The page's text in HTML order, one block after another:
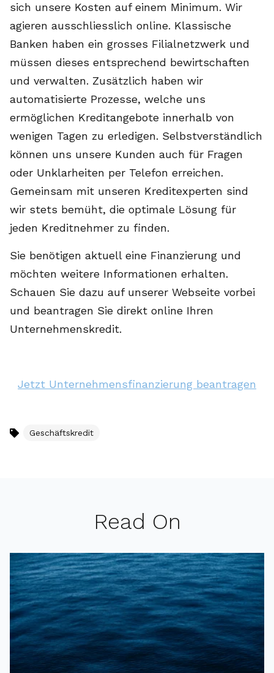
sich unsere Kosten auf einem Minimum. Wir
agieren ausschliesslich online. Klassische
Banken haben ein grosses Filialnetzwerk und
müssen dieses entsprechend bewirtschaften
und verwalten. Zusätzlich haben wir
automatisierte Prozesse, welche uns
ermöglichen Kreditangebote innerhalb von
wenigen Tagen zu erledigen. Selbstverständlich
können uns unsere Kunden auch für Fragen
oder Unklarheiten per Telefon erreichen.
Gemeinsam mit unseren Kreditexperten sind
wir stets bemüht, die optimale Lösung für
jeden Kreditnehmer zu finden.
Sie benötigen aktuell eine Finanzierung und
möchten weitere Informationen erhalten.
Schauen Sie dazu auf unserer Webseite vorbei
und beantragen Sie direkt online Ihren
Unternehmenskredit.
Jetzt Unternehmensfinanzierung beantragen
Geschäftskredit
Read On